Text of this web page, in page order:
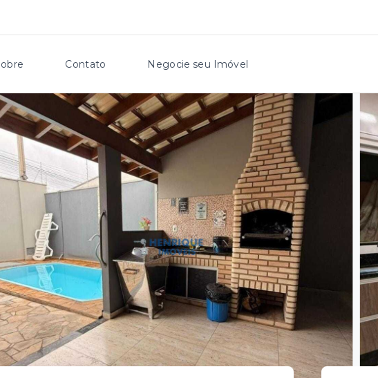
Contato Negocie seu Imóvel